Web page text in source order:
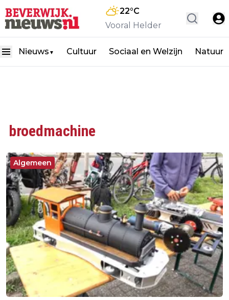
22°C
Vooral Helder
Nieuws ▼ Cultuur Sociaal en Welzijn Natuur
broedmachine
Algemeen